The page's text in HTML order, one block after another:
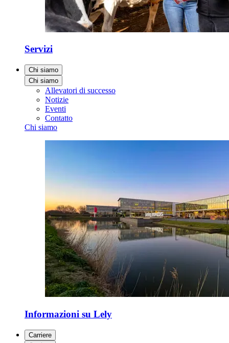
Servizi
Chi siamo
Chi siamo
Allevatori di successo
Notizie
Eventi
Contatto
Chi siamo
Informazioni su Lely
Carriere